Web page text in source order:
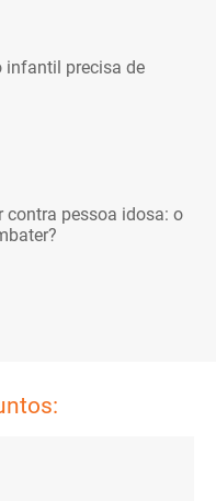
infantil precisa de
pessoa idosa: o